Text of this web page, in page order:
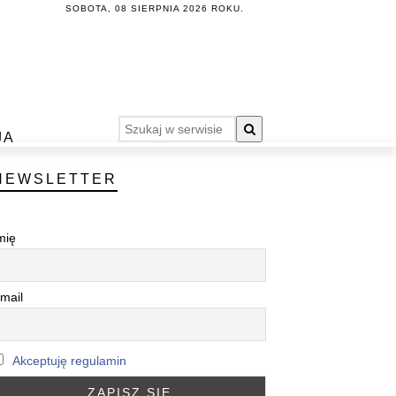
SOBOTA, 08 SIERPNIA 2026 ROKU.
Akceptuję regulamin